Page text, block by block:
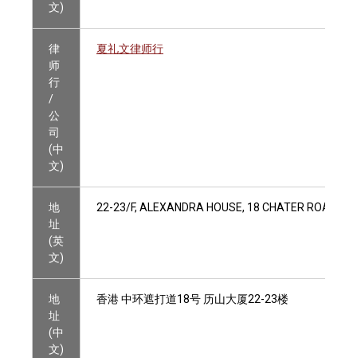
文)
律
师
行
/
公
司
(中
文)
夏礼文律师行
地
址
(英
文)
22-23/F, ALEXANDRA HOUSE, 18 CHATER ROAD,
地
址
(中
文)
香港 中环遮打道18号 历山大厦22-23楼